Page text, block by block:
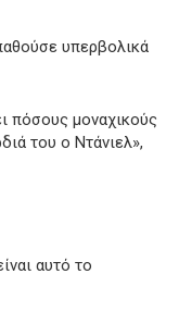
υπερβολικά
πόσους μοναχικούς
του ο Ντάνιελ»,
αυτό το